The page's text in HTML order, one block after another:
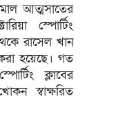
আত্মসাতের
স্পোর্টিং
রাসেল খান
করা হয়েছে। গত
ক্লাবের
স্বাক্ষরিত